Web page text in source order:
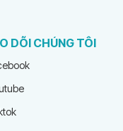
DÕI CHÚNG TÔI